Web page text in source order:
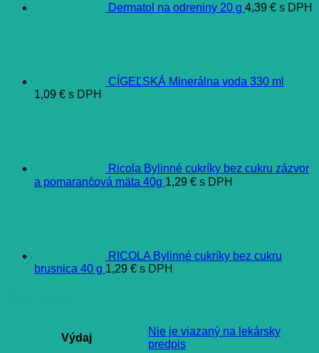
Dermatol na odreniny 20 g 4,39 € s DPH
CÍGEĽSKÁ Minerálna voda 330 ml
1,09 € s DPH
Ricola Bylinné cukríky bez cukru zázvor
a pomarančová mäta 40g 1,29 € s DPH
RICOLA Bylinné cukríky bez cukru
brusnica 40 g 1,29 € s DPH
Výdaj
Nie je viazaný na lekársky
predpis